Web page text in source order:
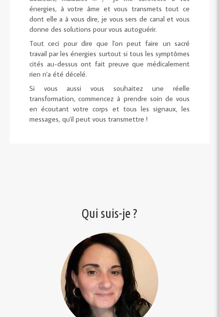
énergies, à votre âme et vous transmets tout ce
dont elle a à vous dire, je vous sers de canal et vous
donne des solutions pour vous autoguérir.
Tout ceci pour dire que l'on peut faire un sacré
travail par les énergies surtout si tous les symptômes
cités au-dessus ont fait preuve que médicalement
rien n'a été décelé.
Si vous aussi vous souhaitez une réelle
transformation, commencez à prendre soin de vous
en écoutant votre corps et tous les signaux, les
messages, qu'il peut vous transmettre !
Qui suis-je ?